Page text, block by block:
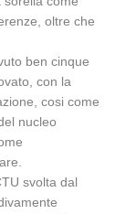
oltre che
ben cinque
con la
cosi come
nucleo
svolta dal